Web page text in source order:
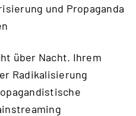
und Propaganda
über Nacht. Ihrem
Radikalisierung